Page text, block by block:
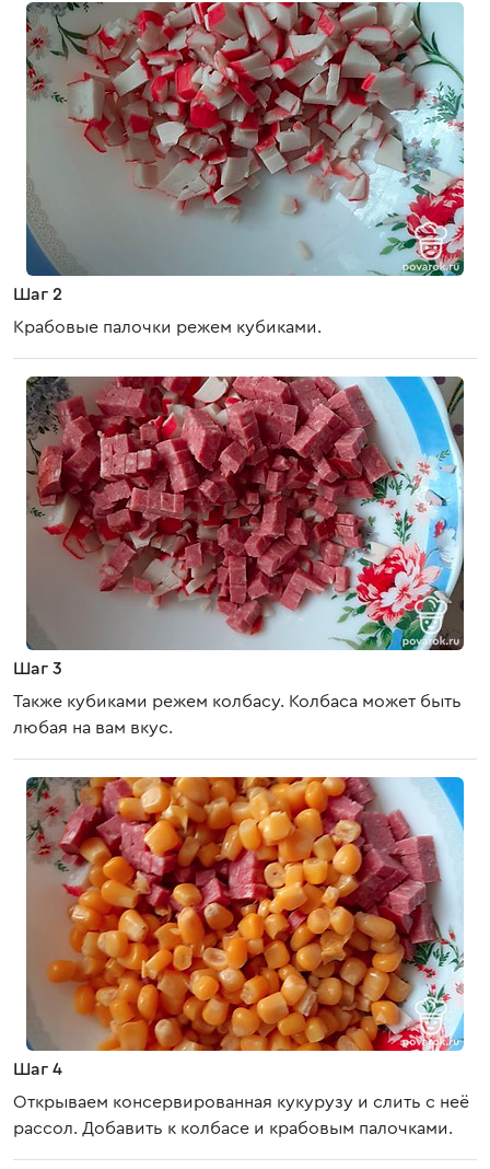
Шаг 2
Крабовые палочки режем кубиками.
Шаг 3
Также кубиками режем колбасу. Колбаса может быть
любая на вам вкус.
Шаг 4
Открываем консервированная кукурузу и слить с неё
рассол. Добавить к колбасе и крабовым палочками.